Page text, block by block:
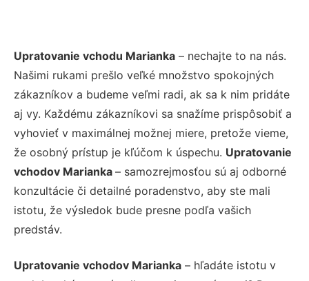
Upratovanie vchodu Marianka – nechajte to na nás.
Našimi rukami prešlo veľké množstvo spokojných
zákazníkov a budeme veľmi radi, ak sa k nim pridáte
aj vy. Každému zákazníkovi sa snažíme prispôsobiť a
vyhovieť v maximálnej možnej miere, pretože vieme,
že osobný prístup je kľúčom k úspechu. Upratovanie
vchodov Marianka – samozrejmosťou sú aj odborné
konzultácie či detailné poradenstvo, aby ste mali
istotu, že výsledok bude presne podľa vašich
predstáv.
Upratovanie vchodov Marianka – hľadáte istotu v